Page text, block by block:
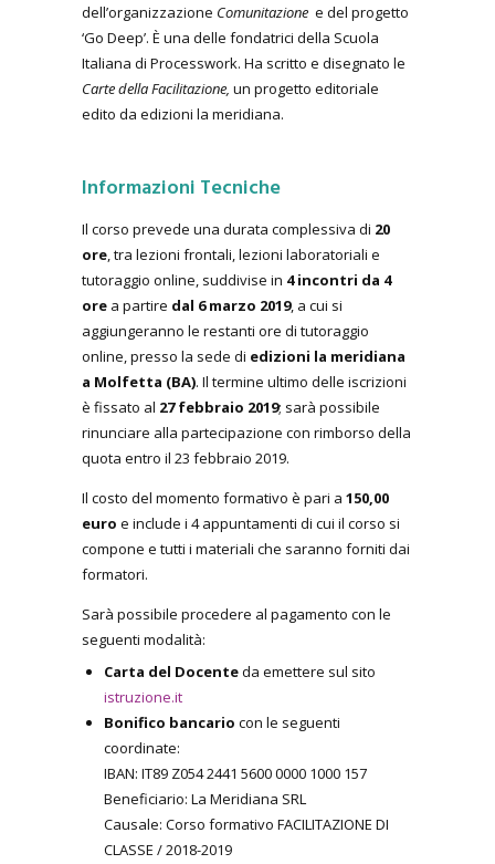
dell’organizzazione Comunitazione e del progetto
‘Go Deep’. È una delle fondatrici della Scuola
Italiana di Processwork. Ha scritto e disegnato le
Carte della Facilitazione, un progetto editoriale
edito da edizioni la meridiana.
Informazioni Tecniche
Il corso prevede una durata complessiva di 20
ore , tra lezioni frontali, lezioni laboratoriali e
tutoraggio online, suddivise in 4 incontri da 4
ore a partire dal 6 marzo 2019, a cui si
aggiungeranno le restanti ore di tutoraggio
online, presso la sede di edizioni la meridiana
a Molfetta (BA). Il termine ultimo delle iscrizioni
è fissato al 27 febbraio 2019; sarà possibile
rinunciare alla partecipazione con rimborso della
quota entro il 23 febbraio 2019.
Il costo del momento formativo è pari a 150,00
euro e include i 4 appuntamenti di cui il corso si
compone e tutti i materiali che saranno forniti dai
formatori.
Sarà possibile procedere al pagamento con le
seguenti modalità:
Carta del Docenteda emettere sul sito
istruzione.it
Bonifico bancario con le seguenti
coordinate:
IBAN: IT89 Z054 2441 5600 0000 1000 157
Beneficiario: La Meridiana SRL
Causale: Corso formativo FACILITAZIONE DI
CLASSE / 2018-2019